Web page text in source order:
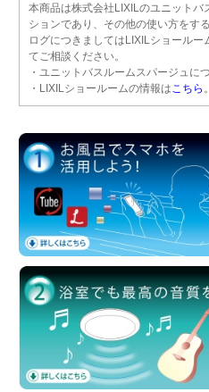
本商品は株式会社LIXILのユニット
ションであり、その他の使い方をす
ログにつきましてはLIXILショール
てご相談ください。
・ユニットバスルームスパージュに
・LIXILショールームの情報は こちら 。